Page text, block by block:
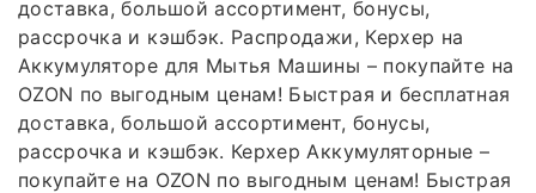
доставка, большой ассортимент, бонусы,
рассрочка и кэшбэк. Распродажи, Керхер на
Аккумуляторе для Мытья Машины – покупайте на
OZON по выгодным ценам! Быстрая и бесплатная
доставка, большой ассортимент, бонусы,
рассрочка и кэшбэк. Керхер Аккумуляторные –
покупайте на OZON по выгодным ценам! Быстрая